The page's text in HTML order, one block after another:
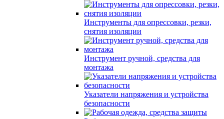
Инструменты для опрессовки, резки,
снятия изоляции
Инструмент ручной, средства для
монтажа
Указатели напряжения и устройства
безопасности